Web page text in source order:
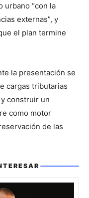
urbano “con la
externas”, y
el plan termine
la presentación se
cargas tributarias
construir un
como motor
de las